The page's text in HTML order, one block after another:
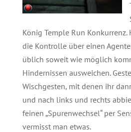
König Temple Run
die Kontrolle über einen
üblich soweit wie möglich
Hindernissen ausweichen.
Wischgesten, mit denen ihr
und nach links und rechts
feinen „Spurenwechsel“ per
vermisst man etwas.